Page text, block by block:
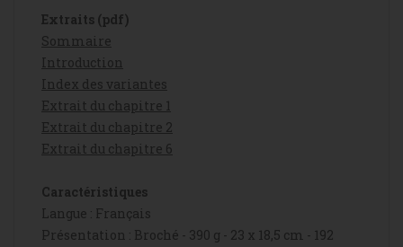
Extraits (pdf)
Sommaire
Introduction
Index des variantes
Extrait du chapitre 1
Extrait du chapitre 2
Extrait du chapitre 6
Caractéristiques
Langue : Français
Présentation : Broché - 390 g - 23 x 18,5 cm - 192